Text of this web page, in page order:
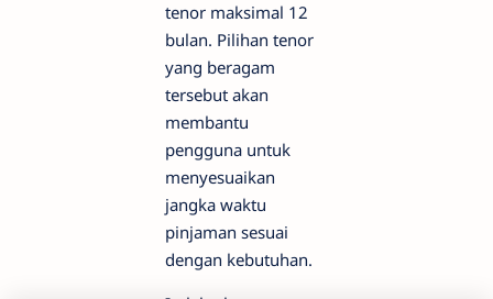
tenor maksimal 12
bulan. Pilihan tenor
yang beragam
tersebut akan
membantu
pengguna untuk
menyesuaikan
jangka waktu
pinjaman sesuai
dengan kebutuhan.